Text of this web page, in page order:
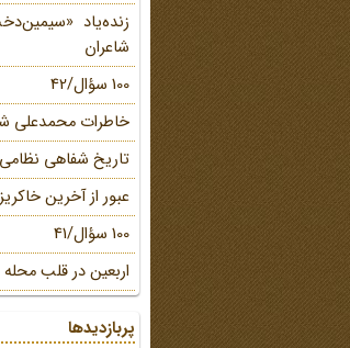
زنده‌یاد
شاعران
100 سؤال/42
خاطرات محمد‌علی
تاریخ شفاهی
عبور از آخرین خاکریز -
100 سؤال/41
اربعین در قلب محله
پربازدیدها